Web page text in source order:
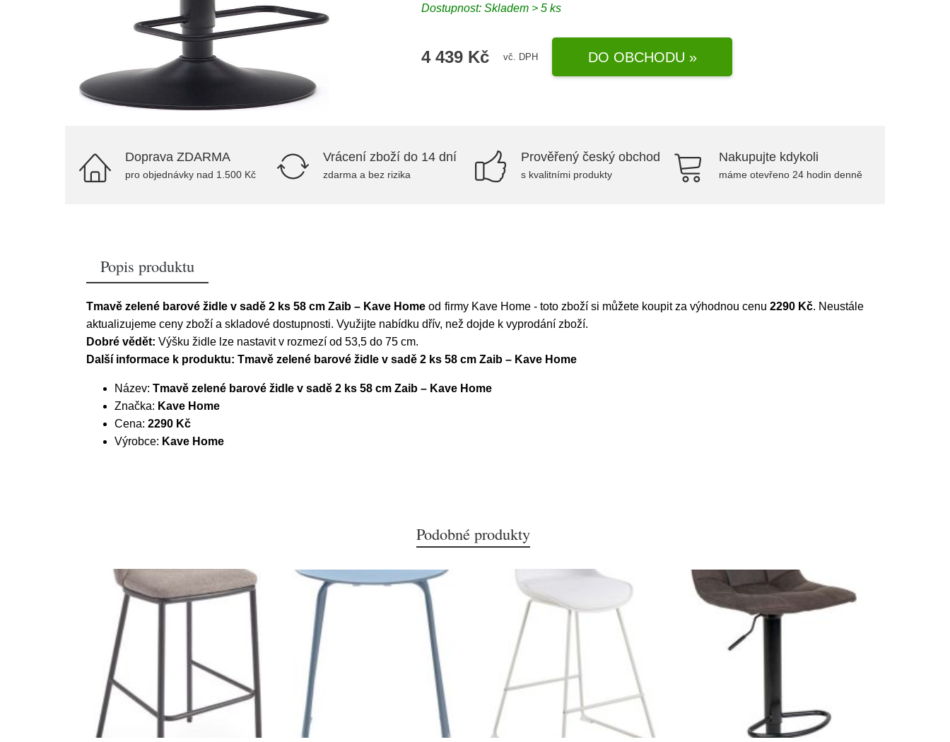
Dostupnost: Skladem > 5 ks
4 439 Kč vč. DPH DO OBCHODU »
Doprava ZDARMA
pro objednávky nad 1.500 Kč
Vrácení zboží do 14 dní
zdarma a bez rizika
Prověřený český obchod
s kvalitními produkty
Nakupujte kdykoli
máme otevřeno 24 hodin denně
Popis produktu
Tmavě zelené barové židle v sadě 2 ks 58 cm Zaib – Kave Home od firmy Kave Home- toto zboží si můžete koupit za výhodnou cenu 2290 Kč. Neustále
aktualizujeme ceny zboží a skladové dostupnosti. Využijte nabídku dřív, než dojde k vyprodání zboží.
Dobré vědět: Výšku židle lze nastavit v rozmezí od 53,5 do 75 cm.
Další informace k produktu: Tmavě zelené barové židle v sadě 2 ks 58 cm Zaib – Kave Home
Název: Tmavě zelené barové židle v sadě 2 ks 58 cm Zaib – Kave Home
Značka: Kave Home
Cena: 2290 Kč
Výrobce: Kave Home
Podobné produkty